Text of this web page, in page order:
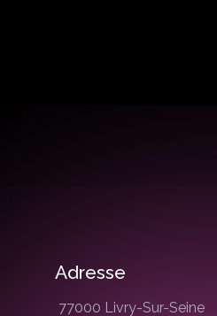
Adresse
77000 Livry-Sur-Seine